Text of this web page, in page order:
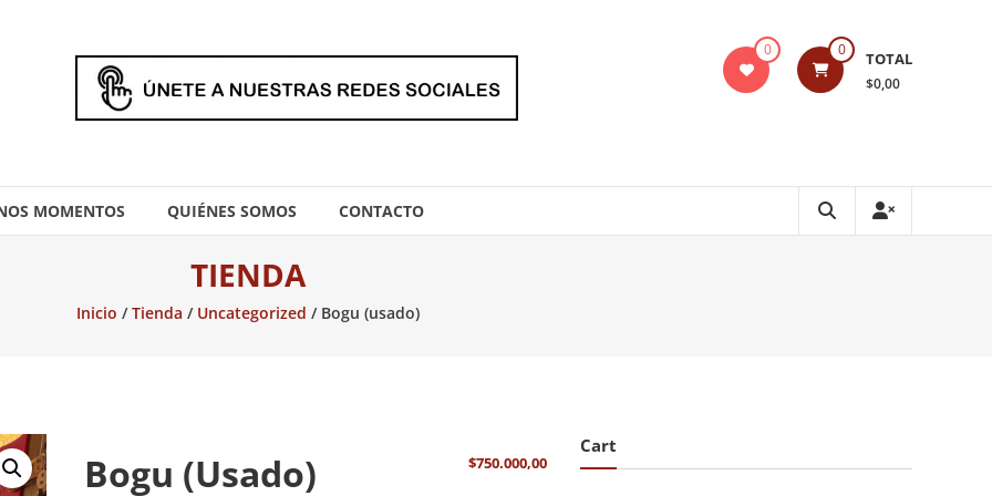
0 0 TOTAL
$0,00
MOMENTOS QUIÉNES SOMOS CONTACTO
TIENDA
Inicio /Tienda / Uncategorized / Bogu (usado)
Bogu (usado) $750.000,00
Cart